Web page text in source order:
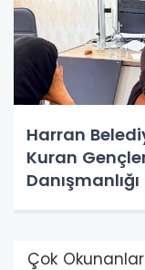
Harran
Kuran
Danışmanlığı
Çok Okunanlar